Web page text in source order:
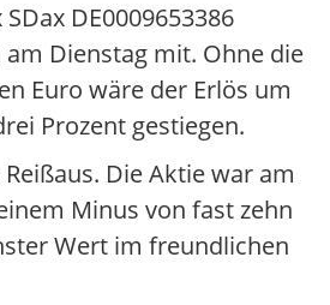
DE0009653386
Dienstag mit. Ohne die
Euro wäre der Erlös um
Prozent gestiegen.
Die Aktie war am
Minus von fast zehn
Wert im freundlichen